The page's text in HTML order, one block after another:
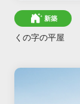
新築
くの字の平屋